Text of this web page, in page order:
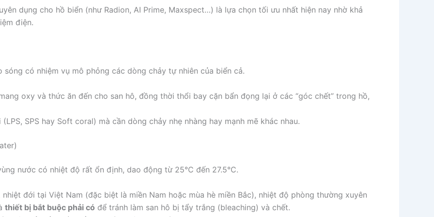
dụng cho hồ biển (như Radion, AI Prime, Maxspect…) là lựa chọn tối ưu nhất hiện nay nhờ khả
điện.
có nhiệm vụ mô phỏng các dòng chảy tự nhiên của biển cả.
oxy và thức ăn đến cho san hô, đồng thời thổi bay cặn bẩn đọng lại ở các “góc chết” trong hồ,
SPS hay Soft coral) mà cần dòng chảy nhẹ nhàng hay mạnh mẽ khác nhau.
nước có nhiệt độ rất ổn định, dao động từ 25°C đến 27.5°C.
đới tại Việt Nam (đặc biệt là miền Nam hoặc mùa hè miền Bắc), nhiệt độ phòng thường xuyên
thiết bị bắt buộc phải có để tránh làm san hô bị tẩy trắng (bleaching) và chết.